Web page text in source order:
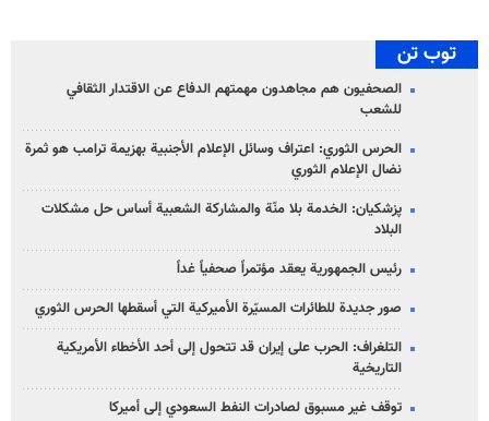
توب تن
الصحفيون هم مجاهدون مهمتهم الدفاع عن الاقتدار الثقافي
للشعب
الحرس الثوري: اعتراف وسائل الإعلام الأجنبية بهزيمة ترامب هو ثمرة
نضال الإعلام الثوري
پزشکیان: الخدمة بلا منّة والمشاركة الشعبية أساس حل مشكلات
البلاد
رئيس الجمهورية يعقد مؤتمراً صحفياً غداً
صور جديدة للطائرات المسيّرة الأميركية التي أسقطها الحرس الثوري
التلغراف: الحرب على إيران قد تتحول إلى أحد الأخطاء الأمريكية
التاريخية
توقف غير مسبوق لصادرات النفط السعودي إلى أميركا